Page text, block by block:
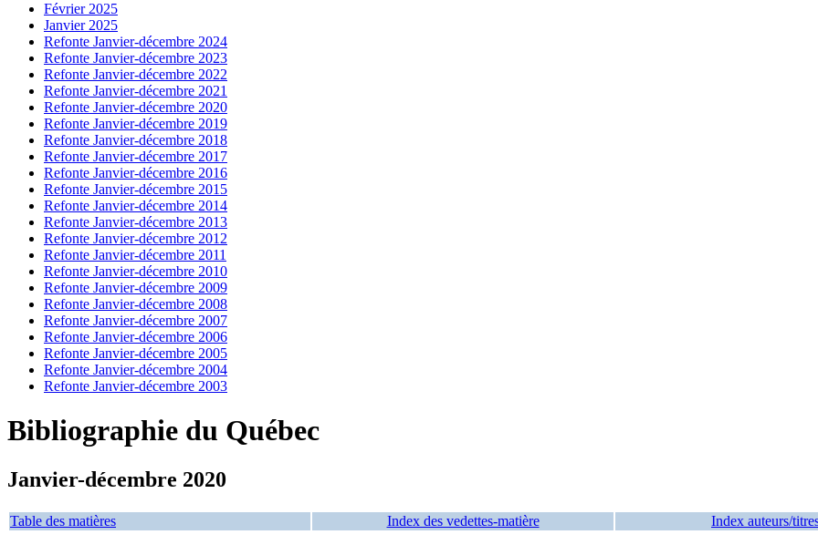
Février 2025
Janvier 2025
Refonte Janvier-décembre 2024
Refonte Janvier-décembre 2023
Refonte Janvier-décembre 2022
Refonte Janvier-décembre 2021
Refonte Janvier-décembre 2020
Refonte Janvier-décembre 2019
Refonte Janvier-décembre 2018
Refonte Janvier-décembre 2017
Refonte Janvier-décembre 2016
Refonte Janvier-décembre 2015
Refonte Janvier-décembre 2014
Refonte Janvier-décembre 2013
Refonte Janvier-décembre 2012
Refonte Janvier-décembre 2011
Refonte Janvier-décembre 2010
Refonte Janvier-décembre 2009
Refonte Janvier-décembre 2008
Refonte Janvier-décembre 2007
Refonte Janvier-décembre 2006
Refonte Janvier-décembre 2005
Refonte Janvier-décembre 2004
Refonte Janvier-décembre 2003
Bibliographie du Québec
Janvier-décembre 2020
Table des matières Index des vedettes-matière Index auteurs/